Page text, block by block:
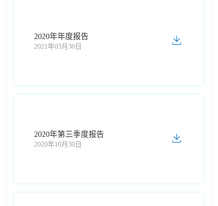
2020年年度报告
2021年03月30日
2020年第三季度报告
2020年10月30日